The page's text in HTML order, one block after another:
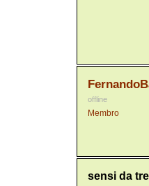
offline
Membro
sensi da